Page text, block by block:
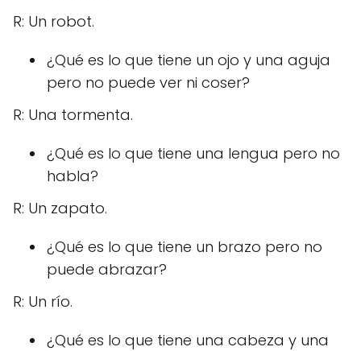
R: Un robot.
¿Qué es lo que tiene un ojo y una aguja
pero no puede ver ni coser?
R: Una tormenta.
¿Qué es lo que tiene una lengua pero no
habla?
R: Un zapato.
¿Qué es lo que tiene un brazo pero no
puede abrazar?
R: Un río.
¿Qué es lo que tiene una cabeza y una